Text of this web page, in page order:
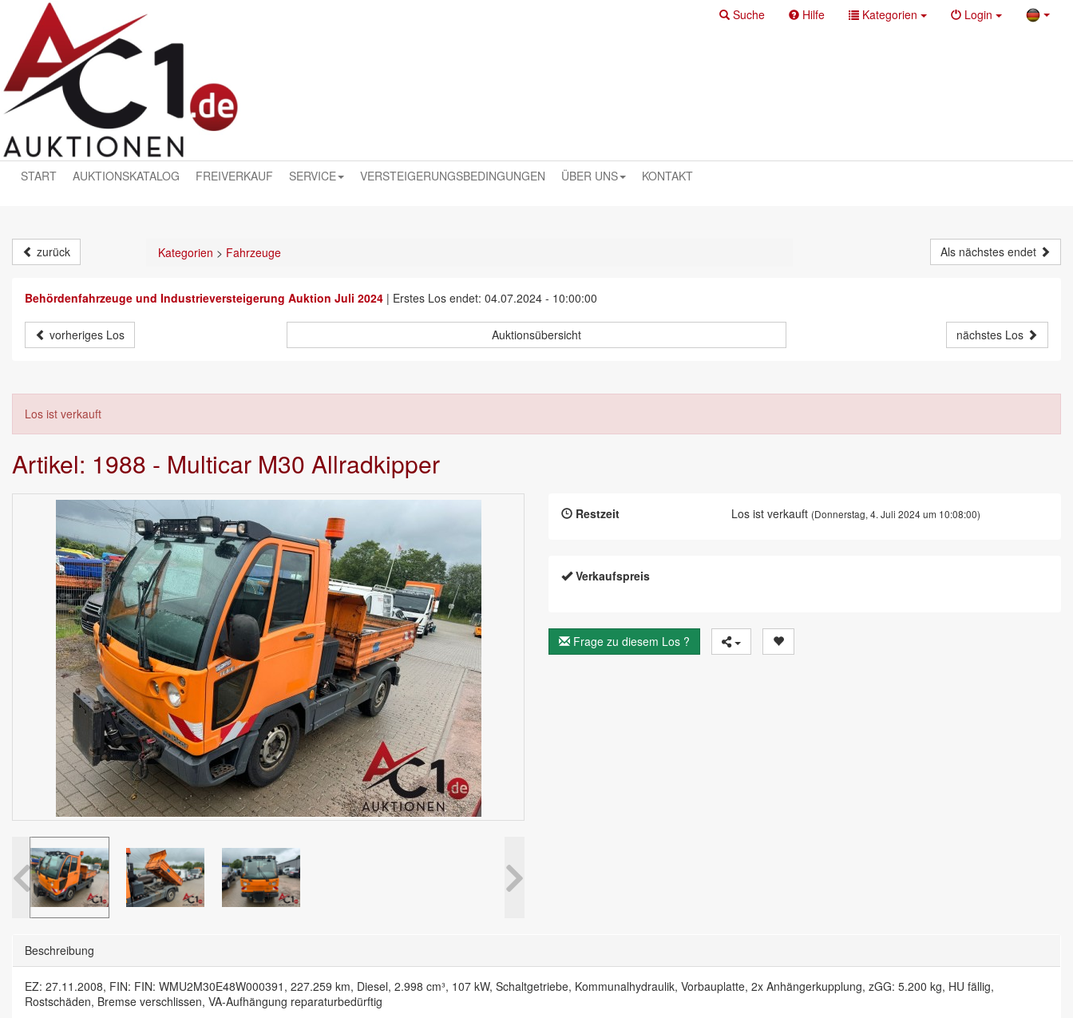
Suche Hilfe Kategorien Login
START AUKTIONSKATALOG FREIVERKAUF SERVICE VERSTEIGERUNGSBEDINGUNGEN ÜBER UNS KONTAKT
zurück Kategorien > Fahrzeuge Als nächstes endet
Behördenfahrzeuge und Industrieversteigerung Auktion Juli 2024 | Erstes Los endet: 04.07.2024 - 10:00:00
vorheriges Los Auktionsübersicht nächstes Los
Los ist verkauft
Artikel: 1988 - Multicar M30 Allradkipper
Restzeit Los ist verkauft (Donnerstag, 4. Juli 2024 um 10:08:00)
Verkaufspreis
Frage zu diesem Los ?
Beschreibung
EZ: 27.11.2008, FIN: FIN: WMU2M30E48W000391, 227.259 km, Diesel, 2.998 cm³, 107 kW, Schaltgetriebe, Kommunalhydraulik, Vorbauplatte, 2x Anhängerkupplung, zGG: 5.200 kg, HU fällig,
Rostschäden, Bremse verschlissen, VA-Aufhängung reparaturbedürftig